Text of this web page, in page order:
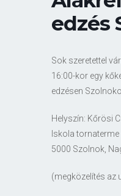
edzés
Sok szeretettel
16:00-kor egy
edzésen
Helyszín: Kőrösi
Iskola tornaterme
5000 Szolnok,
(megközelítés az